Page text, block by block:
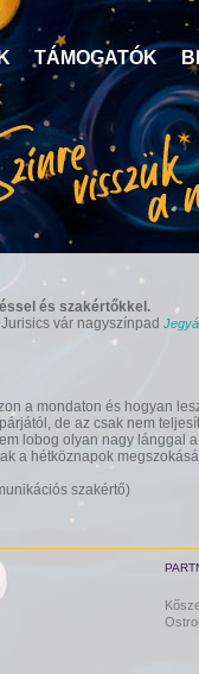
TÁMOGATÓK
és szakértőkkel.
Jurisics vár nagyszínpad
a mondaton és hogyan
de az csak nem
lobog olyan nagy lánggal
a hétköznapok
szakértő)